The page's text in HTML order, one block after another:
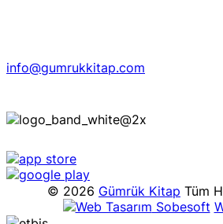
info@gumrukkitap.com
© 2026 Gümrük Kitap Tüm
Sobesoft